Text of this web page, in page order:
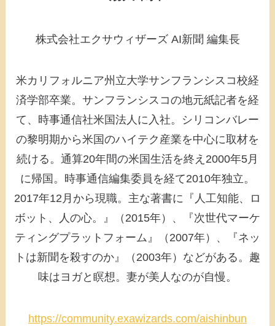
株式会社エクサウィザーズ AI新聞 編集長
米カリフォルニア州立大学サンフランシスコ校経
済学部卒業。サンフランシスコの地元紙記者を経
て、時事通信社米国法人に入社。シリコンバレー
の黎明期から米国のハイテク産業を中心に取材を
続ける。通算20年間の米国生活を終え2000年5月
に帰国。時事通信編集委員を経て2010年独立。
2017年12月から現職。主な著書に『人工知能、ロ
ボット、人の心。』（2015年）、『次世代マーケ
ティングプラットフォーム』（2007年）、『ネッ
トは新聞を殺すのか』（2003年）などがある。趣
味はヨガと瞑想。妻が美人なのが自慢。
https://community.exawizards.com/aishinbun